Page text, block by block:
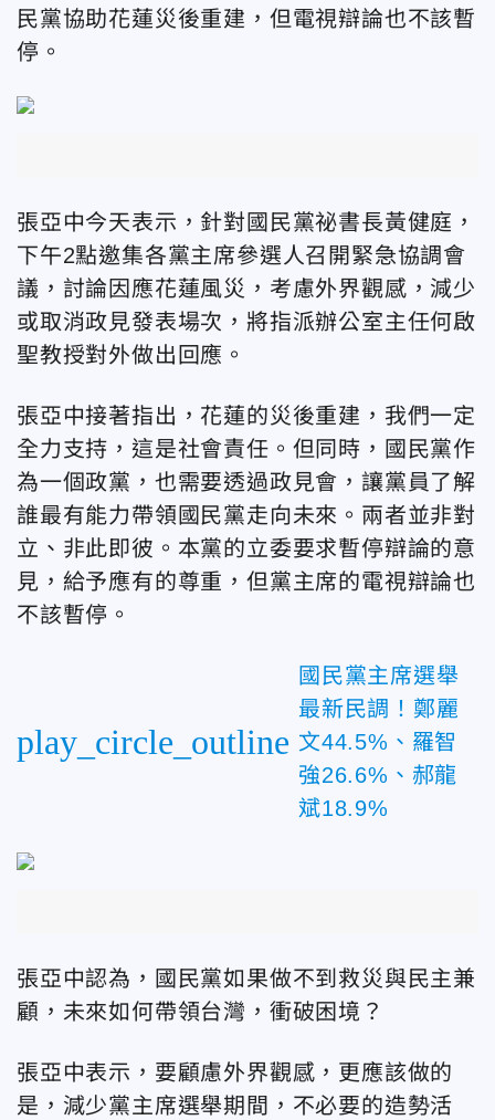
民黨協助花蓮災後重建，但電視辯論也不該暫
停。
張亞中今天表示，針對國民黨祕書長黃健庭，
下午2點邀集各黨主席參選人召開緊急協調會
議，討論因應花蓮風災，考慮外界觀感，減少
或取消政見發表場次，將指派辦公室主任何啟
聖教授對外做出回應。
張亞中接著指出，花蓮的災後重建，我們一定
全力支持，這是社會責任。但同時，國民黨作
為一個政黨，也需要透過政見會，讓黨員了解
誰最有能力帶領國民黨走向未來。兩者並非對
立、非此即彼。本黨的立委要求暫停辯論的意
見，給予應有的尊重，但黨主席的電視辯論也
不該暫停。
play_circle_outline
國民黨主席選舉
最新民調！鄭麗
文44.5%、羅智
強26.6%、郝龍
斌18.9%
張亞中認為，國民黨如果做不到救災與民主兼
顧，未來如何帶領台灣，衝破困境？
張亞中表示，要顧慮外界觀感，更應該做的
是，減少黨主席選舉期間，不必要的造勢活